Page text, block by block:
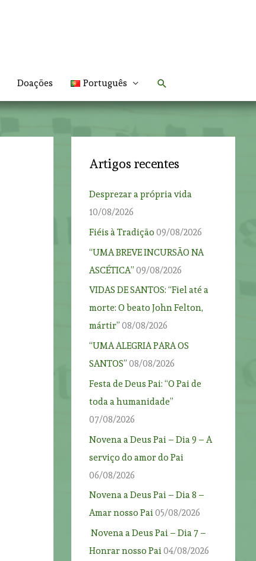
Doações Português Search
Artigos recentes
Desprezar a própria vida
10/08/2026
Fiéis à Tradição 09/08/2026
“UMA BREVE INCURSÃO NA
ASCÉTICA” 09/08/2026
VIDAS DE SANTOS: “Fiel até a
morte: O beato John Felton,
mártir” 08/08/2026
“UMA ALEGRIA PARA OS
SANTOS” 08/08/2026
Festa de Deus Pai: “O Pai de
toda a humanidade”
07/08/2026
Novena a Deus Pai – Dia 9 – A
serviço do amor do Pai
06/08/2026
Novena a Deus Pai – Dia 8 –
Amar nosso Pai05/08/2026
Novena a Deus Pai – Dia 7 –
Honrar nosso Pai04/08/2026